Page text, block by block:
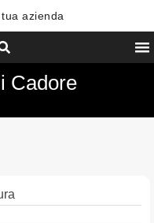
azienda
Cadore